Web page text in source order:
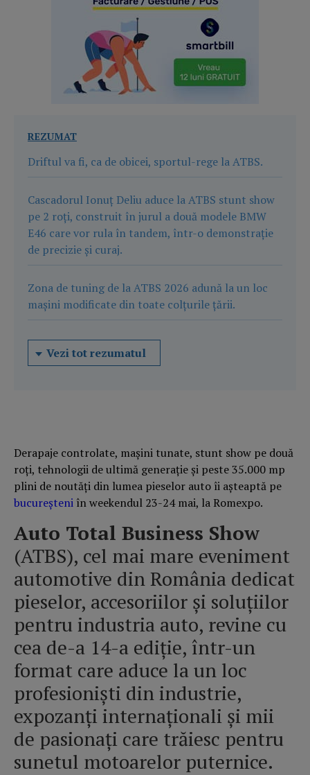
REZUMAT
Driftul va fi, ca de obicei, sportul-rege la ATBS.
Cascadorul Ionuț Deliu aduce la ATBS stunt show
pe 2 roți, construit în jurul a două modele BMW
E46 care vor rula în tandem, într-o demonstrație
de precizie și curaj.
Zona de tuning de la ATBS 2026 adună la un loc
mașini modificate din toate colțurile țării.
Vezi tot rezumatul
Derapaje controlate, mașini tunate, stunt show pe două
roți, tehnologii de ultimă generație și peste 35.000 mp
plini de noutăți din lumea pieselor auto îi așteaptă pe
bucureșteni în weekendul 23-24 mai, la Romexpo.
Auto Total Business Show
(ATBS), cel mai mare eveniment
automotive din România dedicat
pieselor, accesoriilor și soluțiilor
pentru industria auto, revine cu
cea de-a 14-a ediție, într-un
format care aduce la un loc
profesioniști din industrie,
expozanți internaționali și mii
de pasionați care trăiesc pentru
sunetul motoarelor puternice.